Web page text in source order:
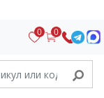
0 0